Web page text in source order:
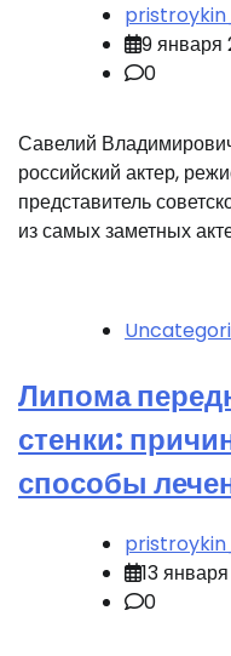
pristroykin_
9 января
0
Савелий
российский актер,
представитель
из самых заметных
Липома
стенки:
способы
pristroykin_
13
0